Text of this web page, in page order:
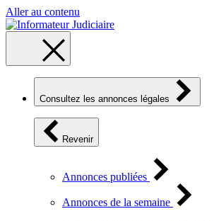
Aller au contenu
Consultez les annonces légales
Revenir
Annonces publiées
Annonces de la semaine